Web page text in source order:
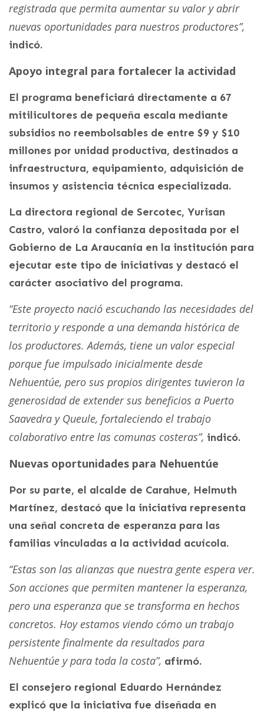
registrada que permita aumentar su valor y abrir
nuevas oportunidades para nuestros productores”,
indicó.
Apoyo integral para fortalecer la actividad
El programa beneficiará directamente a 67
mitilicultores de pequeña escala mediante
subsidios no reembolsables de entre $9 y $10
millones por unidad productiva, destinados a
infraestructura, equipamiento, adquisición de
insumos y asistencia técnica especializada.
La directora regional de Sercotec, Yurisan
Castro, valoró la confianza depositada por el
Gobierno de La Araucanía en la institución para
ejecutar este tipo de iniciativas y destacó el
carácter asociativo del programa.
“Este proyecto nació escuchando las necesidades del
territorio y responde a una demanda histórica de
los productores. Además, tiene un valor especial
porque fue impulsado inicialmente desde
Nehuentúe, pero sus propios dirigentes tuvieron la
generosidad de extender sus beneficios a Puerto
Saavedra y Queule, fortaleciendo el trabajo
colaborativo entre las comunas costeras”, indicó.
Nuevas oportunidades para Nehuentúe
Por su parte, el alcalde de Carahue, Helmuth
Martínez, destacó que la iniciativa representa
una señal concreta de esperanza para las
familias vinculadas a la actividad acuícola.
“Estas son las alianzas que nuestra gente espera ver.
Son acciones que permiten mantener la esperanza,
pero una esperanza que se transforma en hechos
concretos. Hoy estamos viendo cómo un trabajo
persistente finalmente da resultados para
Nehuentúe y para toda la costa”, afirmó.
El consejero regional Eduardo Hernández
explicó que la iniciativa fue diseñada en